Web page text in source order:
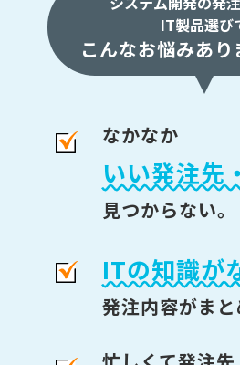
IT製品選び
こんなお悩みあり
なかなか
いい発注先
見つからない。
ITの知識が
発注内容がまと